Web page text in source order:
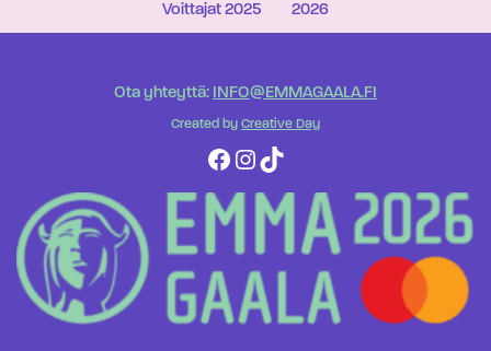
Voittajat 2025
2026
Ota yhteyttä: INFO@EMMAGAALA.FI
Created by Creative Day